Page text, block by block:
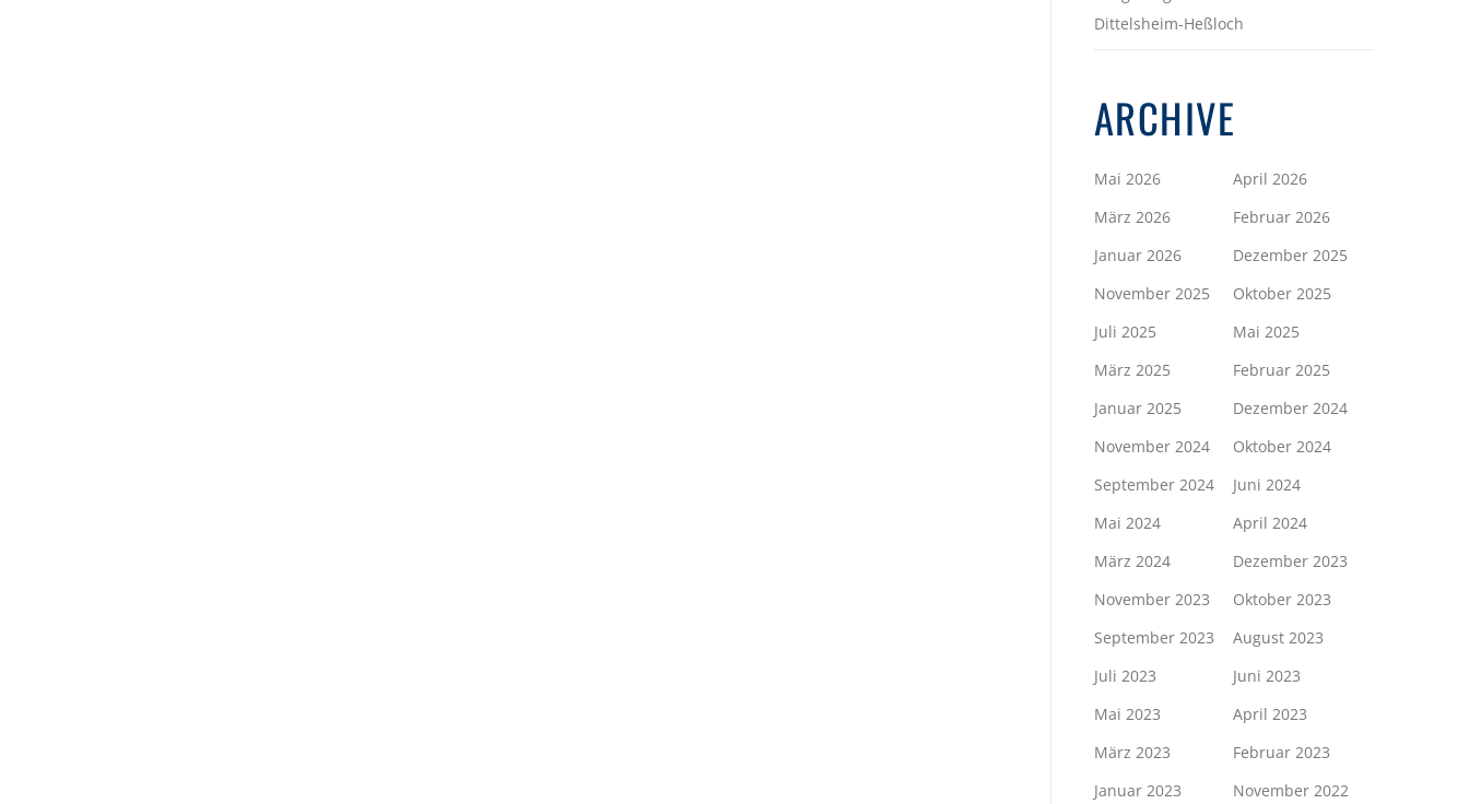
Dittelsheim-Heßloch
ARCHIVE
Mai 2026
April 2026
März 2026
Februar 2026
Januar 2026
Dezember 2025
November 2025
Oktober 2025
Juli 2025
Mai 2025
März 2025
Februar 2025
Januar 2025
Dezember 2024
November 2024
Oktober 2024
September 2024
Juni 2024
Mai 2024
April 2024
März 2024
Dezember 2023
November 2023
Oktober 2023
September 2023
August 2023
Juli 2023
Juni 2023
Mai 2023
April 2023
März 2023
Februar 2023
Januar 2023
November 2022